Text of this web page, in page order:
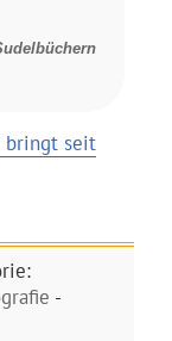
bringt seit
-